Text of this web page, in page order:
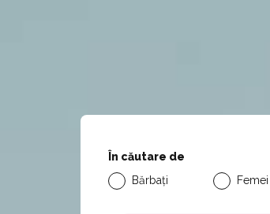
În căutare de
Bărbați
Femei